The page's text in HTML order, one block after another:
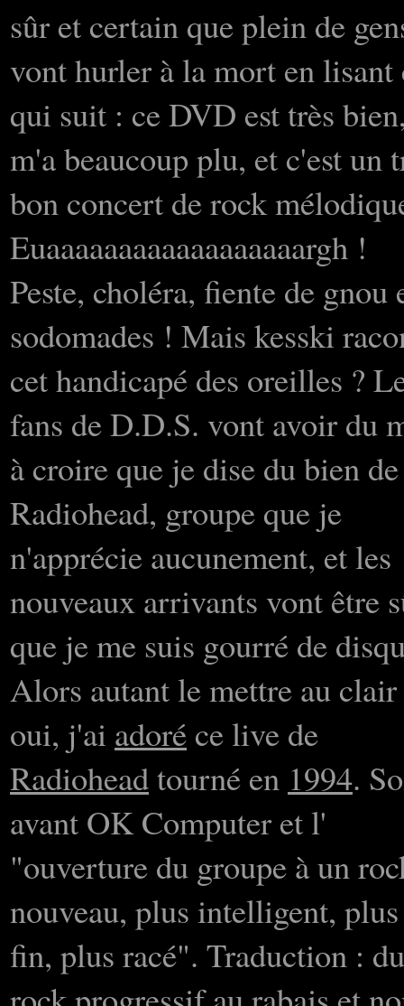
sûr et certain que plein de
vont hurler à la mort en lisant
qui suit : ce DVD est très
m'a beaucoup plu, et c'est un
bon concert de rock
Euaaaaaaaaaaaaaaaaaargh !
Peste, choléra, fiente de gnou
sodomades ! Mais kesski
cet handicapé des oreilles ?
fans de D.D.S. vont avoir du
à croire que je dise du bien de
Radiohead, groupe que je
n'apprécie aucunement, et les
nouveaux arrivants vont être
que je me suis gourré de
Alors autant le mettre au
oui, j'ai adoré ce live de
Radioheadtourné en 1994.
avant OK Computer et l'
"ouverture du groupe à un
nouveau, plus intelligent, plus
fin, plus racé". Traduction : du